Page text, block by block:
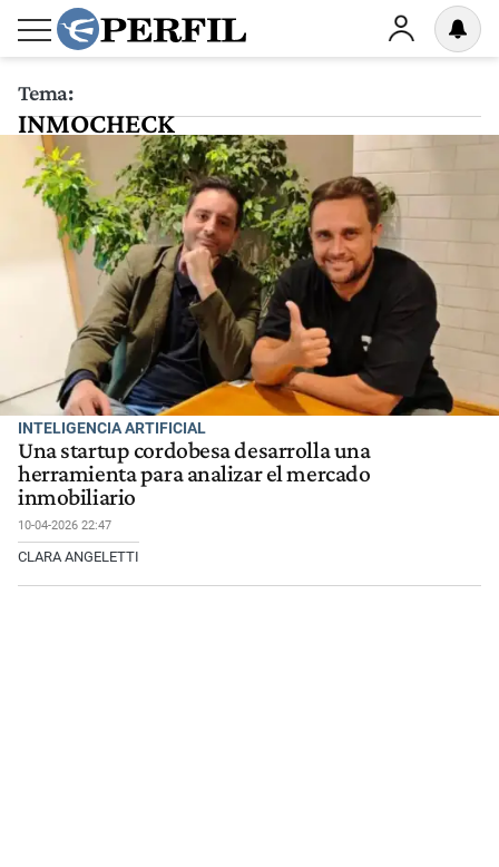
Tema:
INMOCHECK
INTELIGENCIA ARTIFICIAL
Una startup cordobesa desarrolla una
herramienta para analizar el mercado
inmobiliario
10-04-2026 22:47
CLARA ANGELETTI